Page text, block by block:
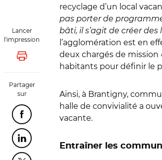
Lancer
l'impression
Lancer l'impression
Partager
sur
Partager cette page sur Facebook
Partager cette page sur Linkedin
recyclage d’un local
pas porter de
bâti, il s’agit de créer
l’agglomération est en
deux chargés de
habitants pour définir le
Ainsi, à Brantigny,
halle de convivialité a
vacante.
Entraîner les